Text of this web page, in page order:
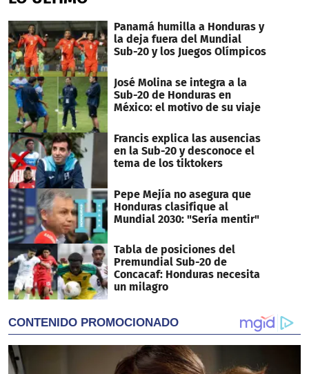
Panamá humilla a Honduras y
la deja fuera del Mundial
Sub-20 y los Juegos Olímpicos
José Molina se integra a la
Sub-20 de Honduras en
México: el motivo de su viaje
Francis explica las ausencias
en la Sub-20 y desconoce el
tema de los tiktokers
Pepe Mejía no asegura que
Honduras clasifique al
Mundial 2030: "Sería mentir"
Tabla de posiciones del
Premundial Sub-20 de
Concacaf: Honduras necesita
un milagro